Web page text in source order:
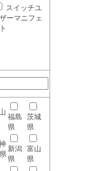
スイッチユ
ーマニフェ
山
福島
県
茨城
県
新潟
県
富山
県